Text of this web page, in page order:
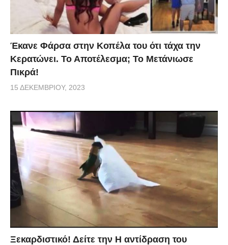
Έκανε Φάρσα στην Κοπέλα του ότι τάχα την
Κερατώνει. Το Αποτέλεσμα; Το Μετάνιωσε
Πικρά!
15 ΔΕΚΕΜΒΡΊΟΥ, 2023
Ξεκαρδιστικό! Δείτε την Η αντίδραση του